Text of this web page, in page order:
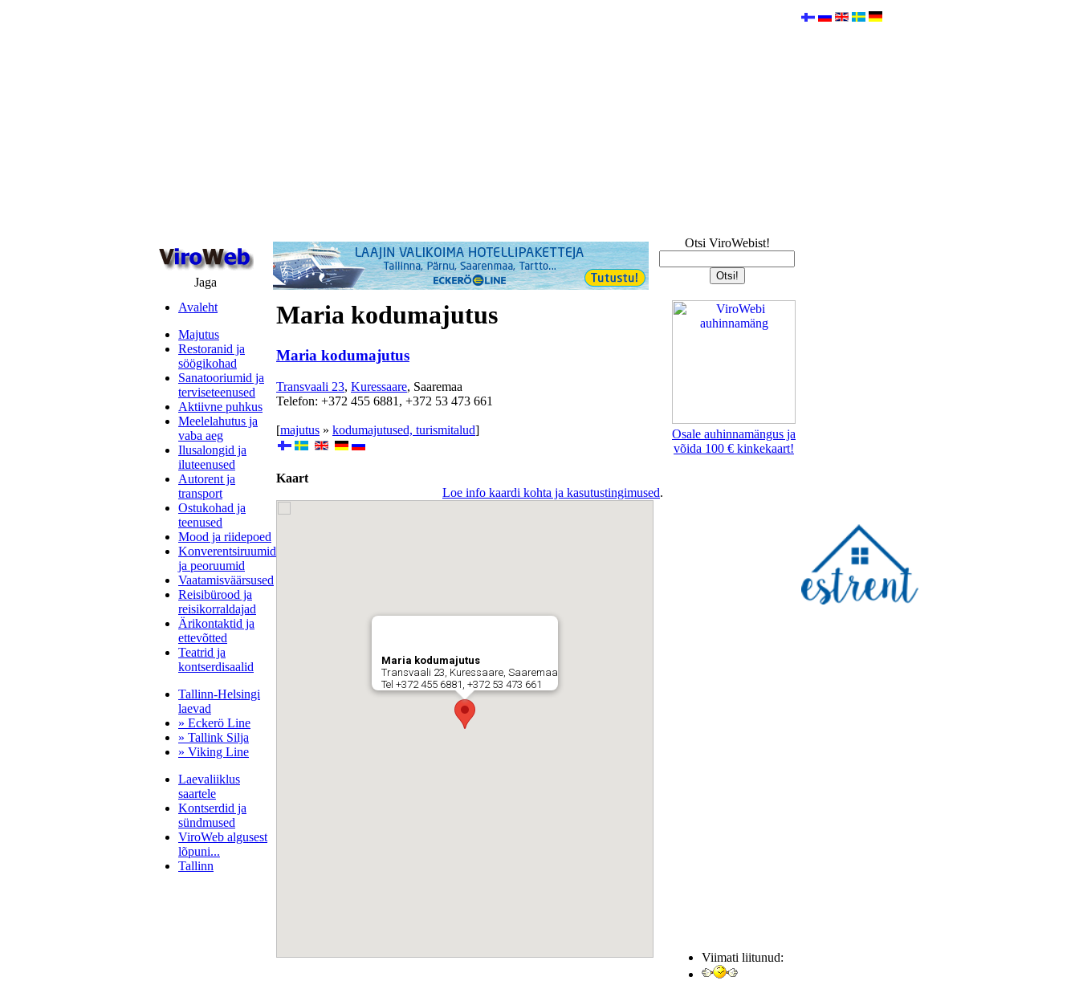
Jaga
Otsi ViroWebist!
Avaleht
Majutus
Restoranid ja
söögikohad
Sanatooriumid ja
terviseteenused
Aktiivne puhkus
Meelelahutus ja
vaba aeg
Ilusalongid ja
iluteenused
Autorent ja
transport
Ostukohad ja
teenused
Mood ja riidepoed
Konverentsiruumid
ja peoruumid
Vaatamisväärsused
Reisibürood ja
reisikorraldajad
Ärikontaktid ja
ettevõtted
Teatrid ja
kontserdisaalid
Tallinn-Helsingi
laevad
» Eckerö Line
» Tallink Silja
» Viking Line
Laevaliiklus
saartele
Kontserdid ja
sündmused
ViroWeb algusest
lõpuni...
Tallinn
Maria kodumajutus
Maria kodumajutus
Transvaali 23, Kuressaare, Saaremaa
Telefon: +372 455 6881, +372 53 473 661
[majutus » kodumajutused, turismitalud]
Kaart
Loe info kaardi kohta ja kasutustingimused.
Maria kodumajutus
Transvaali 23, Kuressaare, Saaremaa
Tel +372 455 6881, +372 53 473 661
Osale auhinnamängus ja
võida 100 € kinkekaart!
Viimati liitunud: